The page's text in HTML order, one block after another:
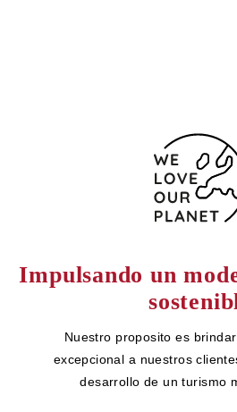
Impulsando un
Nuestro proposito es
excepcional a nuestros
desarrollo de un turismo